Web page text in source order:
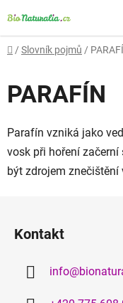
na
obsah
Domů
/ Slovník pojmů /
PARAFÍN
Parafín vzniká jako
vosk při hoření
být zdrojem
Kontakt
info@